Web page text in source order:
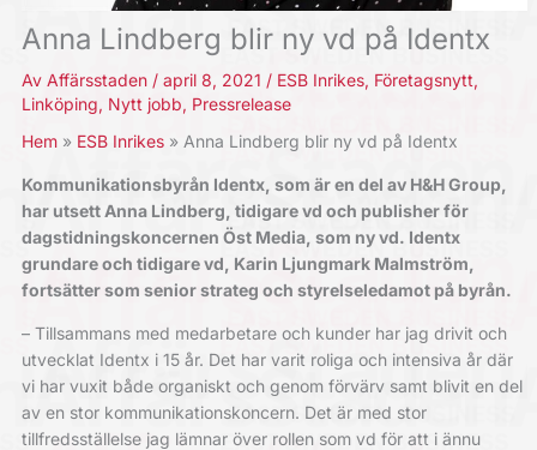
Anna Lindberg blir ny vd på Identx
Av Affärsstaden / april 8, 2021 / ESB Inrikes, Företagsnytt,
Linköping, Nytt jobb, Pressrelease
Hem
ESB Inrikes Anna Lindberg blir ny vd på Identx
Kommunikationsbyrån Identx, som är en del av H&H Group,
har utsett Anna Lindberg, tidigare vd och publisher för
dagstidningskoncernen Öst Media, som ny vd. Identx
grundare och tidigare vd, Karin Ljungmark Malmström,
fortsätter som senior strateg och styrelseledamot på byrån.
– Tillsammans med medarbetare och kunder har jag drivit och
utvecklat Identx i 15 år. Det har varit roliga och intensiva år där
vi har vuxit både organiskt och genom förvärv samt blivit en del
av en stor kommunikationskoncern. Det är med stor
tillfredsställelse jag lämnar över rollen som vd för att i ännu